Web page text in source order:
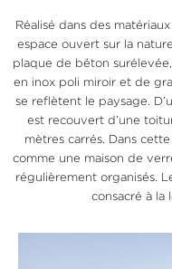
Réalisé dans des
espace ouvert sur la
plaque de béton
en inox poli miroir et de
se reflètent le paysage.
est recouvert d’une
mètres carrés. Dans
comme une maison de
régulièrement organisés.
consacré à la